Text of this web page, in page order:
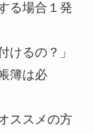
る場合１発
けるの？」
簿は必
ススメの方